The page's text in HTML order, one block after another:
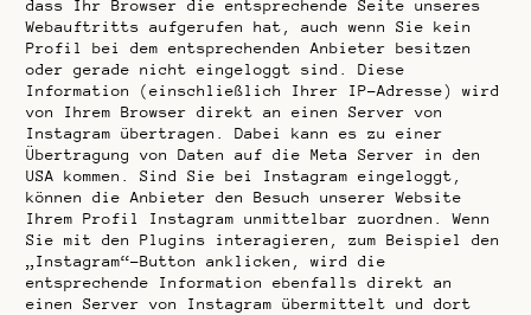
dass Ihr Browser die entsprechende Seite unseres
Webauftritts aufgerufen hat, auch wenn Sie kein
Profil bei dem entsprechenden Anbieter besitzen
oder gerade nicht eingeloggt sind. Diese
Information (einschließlich Ihrer IP-Adresse) wird
von Ihrem Browser direkt an einen Server von
Instagram übertragen. Dabei kann es zu einer
Übertragung von Daten auf die Meta Server in den
USA kommen. Sind Sie bei Instagram eingeloggt,
können die Anbieter den Besuch unserer Website
Ihrem Profil Instagram unmittelbar zuordnen. Wenn
Sie mit den Plugins interagieren, zum Beispiel den
„Instagram“-Button anklicken, wird die
entsprechende Information ebenfalls direkt an
einen Server von Instagram übermittelt und dort